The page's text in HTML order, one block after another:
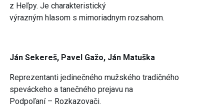
z Heľpy. Je charakteristický
výrazným hlasom s mimoriadnym rozsahom.
Ján Sekereš, Pavel Gažo, Ján Matuška
Reprezentanti jedinečného mužského tradičného
speváckeho a tanečného prejavu na
Podpoľaní – Rozkazovači.